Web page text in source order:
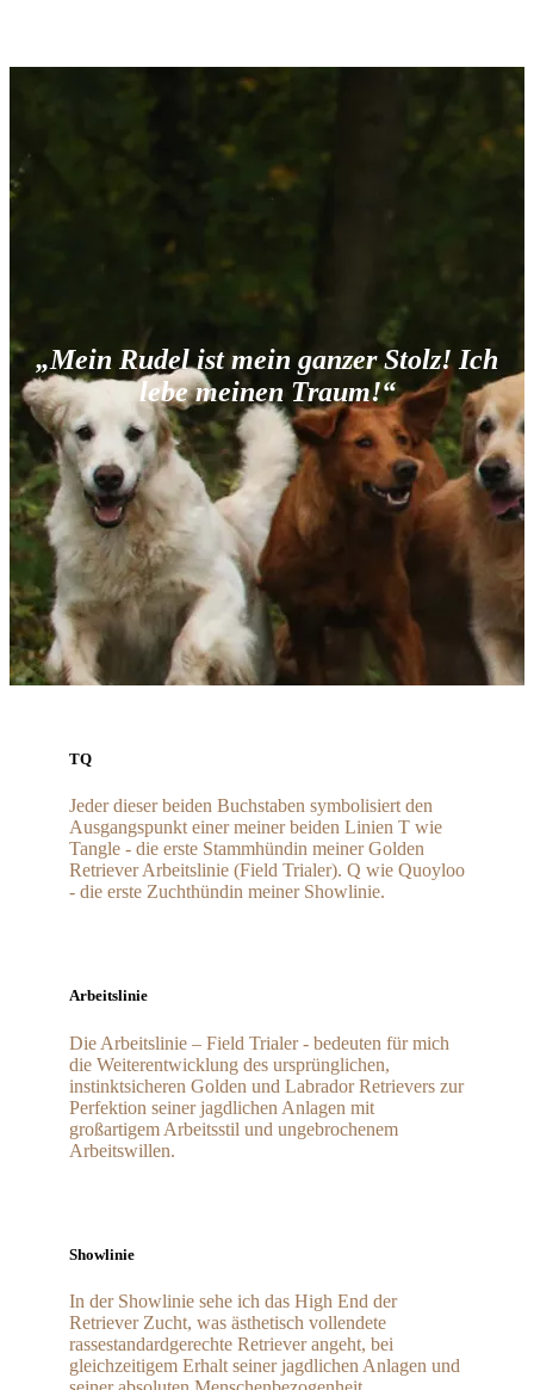
„Mein Rudel ist mein ganzer Stolz! Ich
lebe meinen Traum!“
TQ
Jeder dieser beiden Buchstaben symbolisiert den
Ausgangspunkt einer meiner beiden Linien T wie
Tangle - die erste Stammhündin meiner Golden
Retriever Arbeitslinie (Field Trialer). Q wie Quoyloo
- die erste Zuchthündin meiner Showlinie.
Arbeitslinie
Die Arbeitslinie – Field Trialer - bedeuten für mich
die Weiterentwicklung des ursprünglichen,
instinktsicheren Golden und Labrador Retrievers zur
Perfektion seiner jagdlichen Anlagen mit
großartigem Arbeitsstil und ungebrochenem
Arbeitswillen.
Showlinie
In der Showlinie sehe ich das High End der
Retriever Zucht, was ästhetisch vollendete
rassestandardgerechte Retriever angeht, bei
gleichzeitigem Erhalt seiner jagdlichen Anlagen und